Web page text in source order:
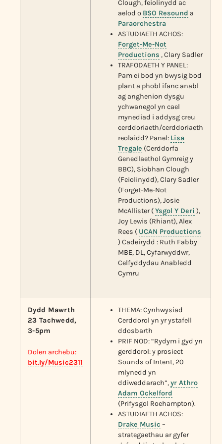
Clough, feiolinydd ac
aelod o BSO Resound a
Paraorchestra
ASTUDIAETH ACHOS:
Forget-Me-Not
Productions , Clary Sadler
TRAFODAETH Y PANEL:
Pam ei bod yn bwysig bod
plant a phobl ifanc anabl
ag anghenion dysgu
ychwanegol yn cael
mynediad i addysg creu
cerddoriaeth/cerddoriaeth
reolaidd? Panel: Lisa
Tregale (Cerddorfa
Genedlaethol Gymreig y
BBC), Siobhan Clough
(Feiolinydd), Clary Sadler
(Forget-Me-Not
Productions), Josie
McAllister (Ysgol Y Deri ),
Joy Lewis (Rhiant), Alex
Rees ( UCAN Productions
) Cadeirydd : Ruth Fabby
MBE, DL, Cyfarwyddwr,
Celfyddydau Anabledd
Cymru
Dydd Mawrth
23 Tachwedd,
3-5pm
Dolen archebu:
bit.ly/Music2311
THEMA: Cynhwysiad
Cerddorol yn yr ystafell
ddosbarth
PRIF NOD: “Rydym i gyd yn
gerddorol: y prosiect
Sounds of Intent, 20
mlynedd yn
ddiweddarach”,yr Athro
Adam Ockelford
(Prifysgol Roehampton).
ASTUDIAETH ACHOS:
Drake Music –
strategaethau ar gyfer